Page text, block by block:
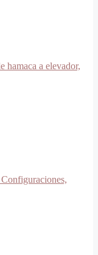
hamaca a elevador,